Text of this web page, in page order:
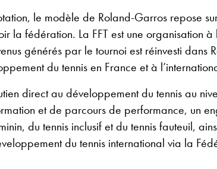
le modèle de Roland-Garros repose
la fédération. La FFT est une organisation
générés par le tournoi est réinvesti dans
du tennis en France et à
direct au développement du tennis au
et de parcours de performance, un
du tennis inclusif et du tennis fauteuil,
du tennis international via la